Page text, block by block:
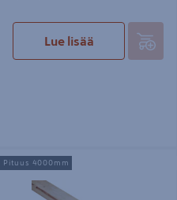
Lue lisää
Lankku PROF 47x100x4000 VS/VL
vajaasärmä
Pituus 4000mm